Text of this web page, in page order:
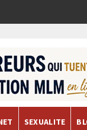
SEXUALITE